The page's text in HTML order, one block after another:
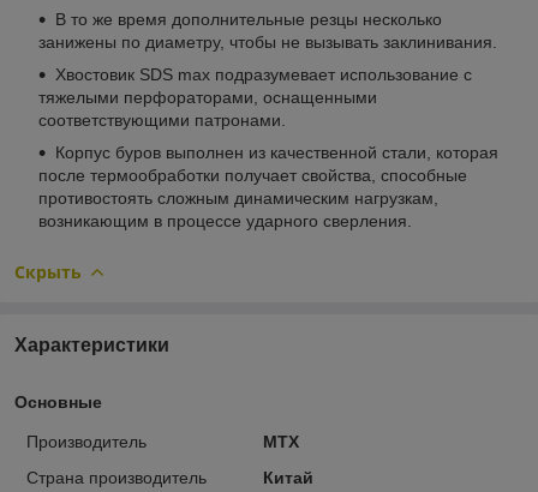
В то же время дополнительные резцы несколько
занижены по диаметру, чтобы не вызывать заклинивания.
Хвостовик SDS max подразумевает использование с
тяжелыми перфораторами, оснащенными
соответствующими патронами.
Корпус буров выполнен из качественной стали, которая
после термообработки получает свойства, способные
противостоять сложным динамическим нагрузкам,
возникающим в процессе ударного сверления.
Скрыть
Характеристики
Основные
Производитель
MTX
Страна производитель
Китай